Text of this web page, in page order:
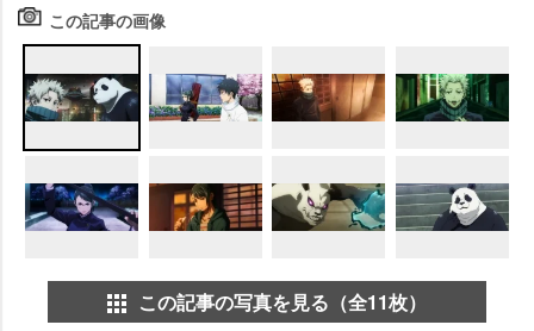
この記事の画像
この記事の写真を見る（全11枚）